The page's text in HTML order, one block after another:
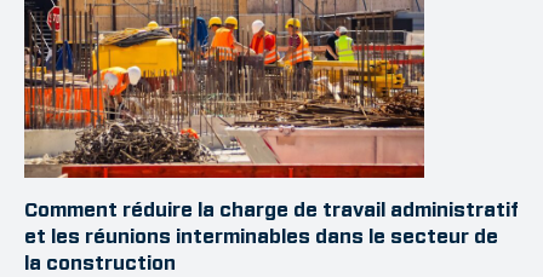
Comment réduire la charge de travail administratif
et les réunions interminables dans le secteur de
la construction